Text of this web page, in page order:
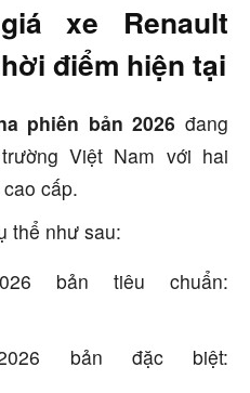
xe Renault
điểm hiện tại
phiên bản 2026 đang
Việt Nam với hai
cấp.
thể như sau:
bản tiêu chuẩn:
bản đặc biệt: